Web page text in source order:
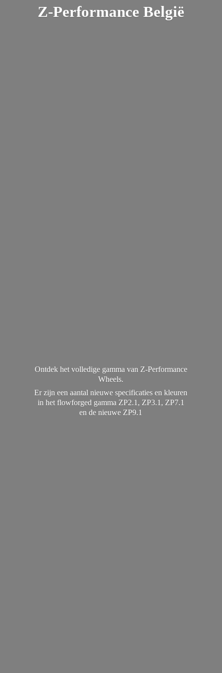
Z-Performance België
Ontdek het volledige gamma van Z-Performance
Wheels.
Er zijn een aantal nieuwe specificaties en kleuren
in het flowforged gamma ZP2.1, ZP3.1, ZP7.1
en denieuwe ZP9.1